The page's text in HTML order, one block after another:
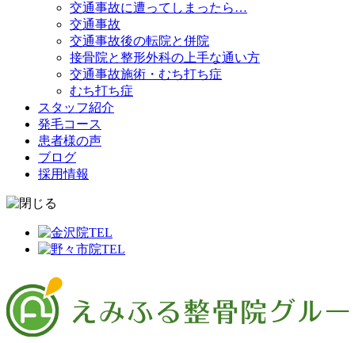
交通事故に遭ってしまったら…
交通事故
交通事故後の転院と併院
接骨院と整形外科の上手な通い方
交通事故施術・むち打ち症
むち打ち症
スタッフ紹介
発毛コース
患者様の声
ブログ
採用情報